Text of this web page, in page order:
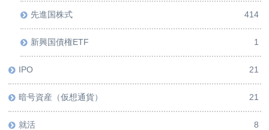
先進国株式 414
新興国債権ETF 1
IPO 21
暗号資産（仮想通貨） 21
就活 8